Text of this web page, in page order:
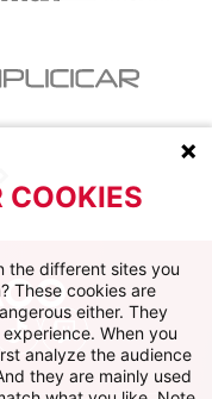
TikTokTwitch
COOKIES
the different sites you
These cookies are
either. They
When you
analyze the audience
they are mainly used